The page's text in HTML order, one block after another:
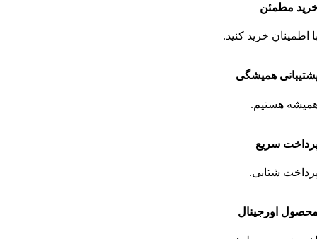
مطمئن
اطمینان خرید کنید.
همیشگی
هستیم.
سریع
شتابی.
اورجینال